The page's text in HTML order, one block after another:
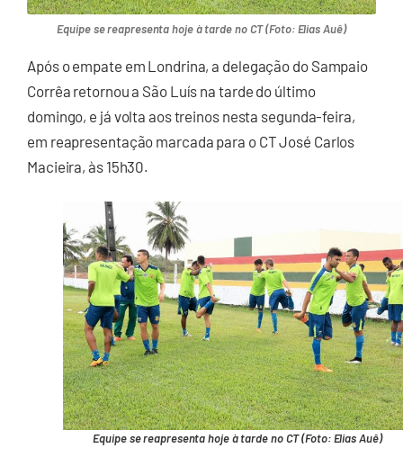
Equipe se reapresenta hoje à tarde no CT (Foto: Elias Auê)
Após o empate em Londrina, a delegação do Sampaio
Corrêa retornou a São Luís na tarde do último
domingo, e já volta aos treinos nesta segunda-feira,
em reapresentação marcada para o CT José Carlos
Macieira, às 15h30.
Equipe se reapresenta hoje à tarde no CT (Foto: Elias Auê)